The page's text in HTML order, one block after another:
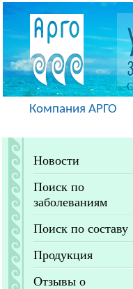
Компания АРГО
Новости
Поиск по
заболеваниям
Поиск по составу
Продукция
Отзывы о